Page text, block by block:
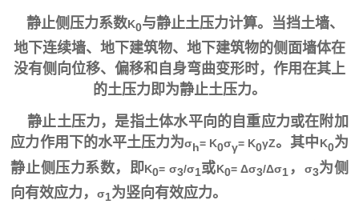
静止侧压力系数K0与静止土压力计算。 当挡土墙、
地下连续墙、地下建筑物、地下建筑物的侧面墙体在
没有侧向位移、偏移和自身弯曲变形时，作用在其上
的土压力即为静止土压力。
静止土压力，是指土体水平向的自重应力或在附加
应力作用下的水平土压力为σh= K0σγ= K0γZ。其中K0为
静止侧压力系数，即K0= σ3/σ1或K0= Δσ3/Δσ1 ， σ3为侧
向有效应力，σ1为竖向有效应力。